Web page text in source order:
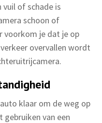
of schade is
schoon of
voorkom je dat je op
overvallen wordt
klaar om de weg op
van een